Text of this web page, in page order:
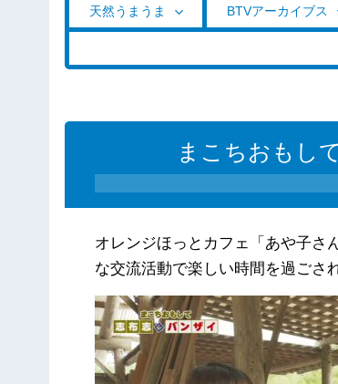
天然うまうま BTVアーカイブス
まこちおもし
オレンジほっとカフェ「あや子さ
な交流活動で楽しい時間を過ごさ